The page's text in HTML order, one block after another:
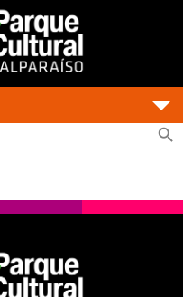
arrow_drop_down
search